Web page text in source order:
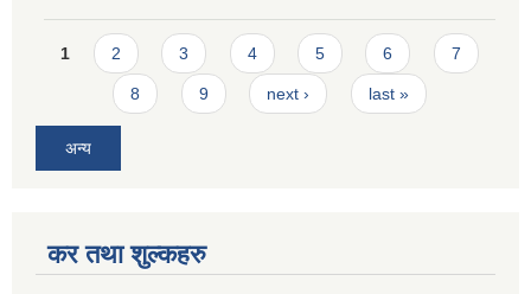
Pages
1 2 3 4 5 6 7
8 9 next › last »
अन्य
कर तथा शुल्कहरु